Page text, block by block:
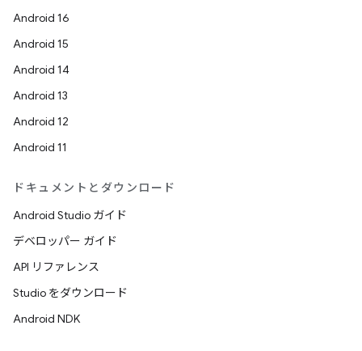
Android 16
Android 15
Android 14
Android 13
Android 12
Android 11
ドキュメントとダウンロード
Android Studio ガイド
デベロッパー ガイド
API リファレンス
Studio をダウンロード
Android NDK